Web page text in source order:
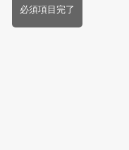
必須項目完了